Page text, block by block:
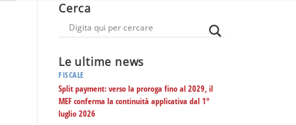
Cerca
Le ultime news
FISCALE
Split payment: verso la proroga fino al 2029, il
MEF conferma la continuità applicativa dal 1°
luglio 2026